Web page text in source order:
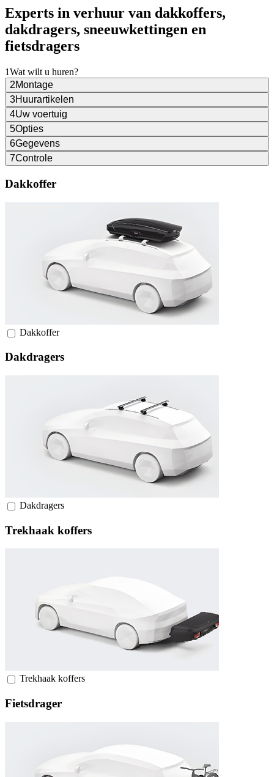
Experts in verhuur van dakkoffers,
dakdragers, sneeuwkettingen en
fietsdragers
1Wat wilt u huren?
2Montage
3Huurartikelen
4Uw voertuig
5Opties
6Gegevens
7Controle
Dakkoffer
Dakkoffer
Dakdragers
Dakdragers
Trekhaak koffers
Trekhaak koffers
Fietsdrager